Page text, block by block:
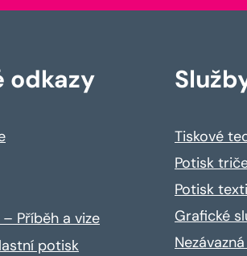
odkazy
Příběh a vize
potisk
Tiskové
Potisk
Potisk
Grafické